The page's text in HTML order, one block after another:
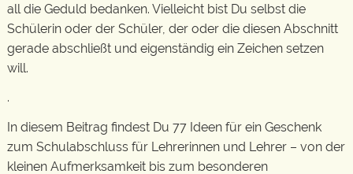
all die Geduld bedanken. Vielleicht bist Du selbst die
Schülerin oder der Schüler, der oder die diesen Abschnitt
gerade abschließt und eigenständig ein Zeichen setzen
will.
.
In diesem Beitrag findest Du 77 Ideen für ein Geschenk
zum Schulabschluss für Lehrerinnen und Lehrer – von der
kleinen Aufmerksamkeit bis zum besonderen